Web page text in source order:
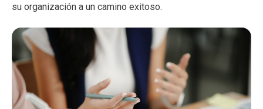
su organización a un camino exitoso.